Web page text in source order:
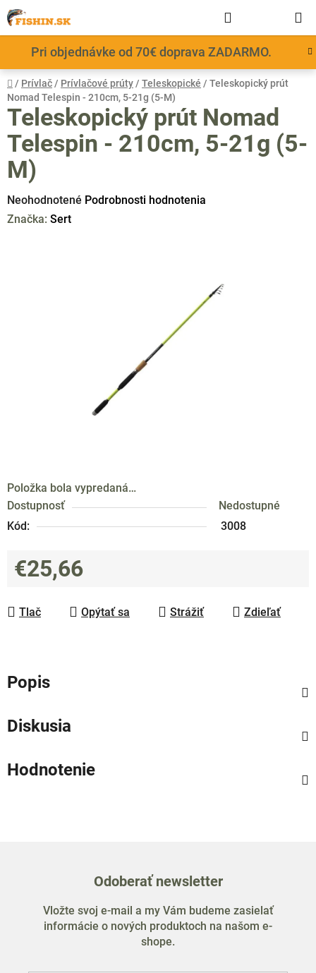
Prejsť
na
obsah
Pri objednávke od 70€ doprava ZADARMO.
KOŠÍK
Domov
/ Prívlač / Prívlačové prúty / Teleskopické / Teleskopický prút
Nomad Telespin - 210cm, 5-21g (5-M)
Položka bola vypredaná…
Dostupnosť
Nedostupné
Kód:
3008
€25,66
Tlač
Opýtať sa Strážiť Zdieľať
Teleskopický prút Nomad
Telespin - 210cm, 5-21g (5-
M)
Priemerné
hodnotenie
Neohodnotené Podrobnosti hodnotenia
Značka: Sert
Popis
Diskusia
Hodnotenie
Odoberať newsletter
Vložte svoj e-mail a my Vám budeme zasielať
informácie o nových produktoch na našom e-
shope.